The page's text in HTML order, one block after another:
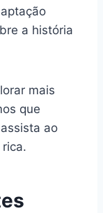
a história
mais
que
ao